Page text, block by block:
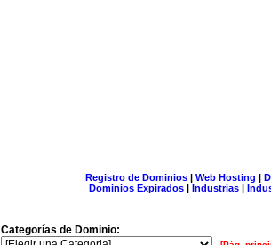
Registro de Dominios| Web Hosting |
Dominios Expirados | Industrias |
Categorías de Dominio: